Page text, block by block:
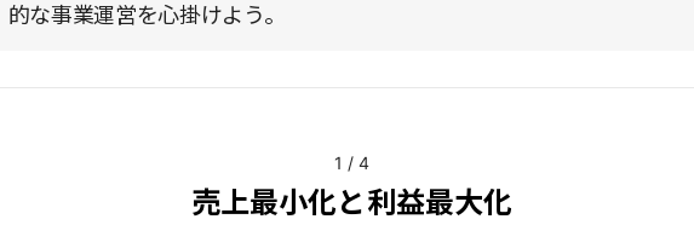
的な事業運営を心掛けよう。
1 / 4
売上最小化と利益最大化